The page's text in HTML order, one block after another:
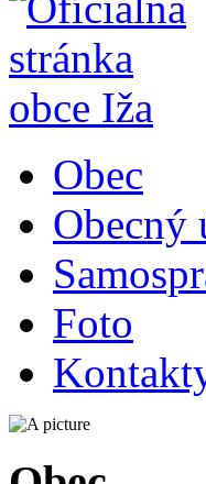
Obec
Obecný
Foto